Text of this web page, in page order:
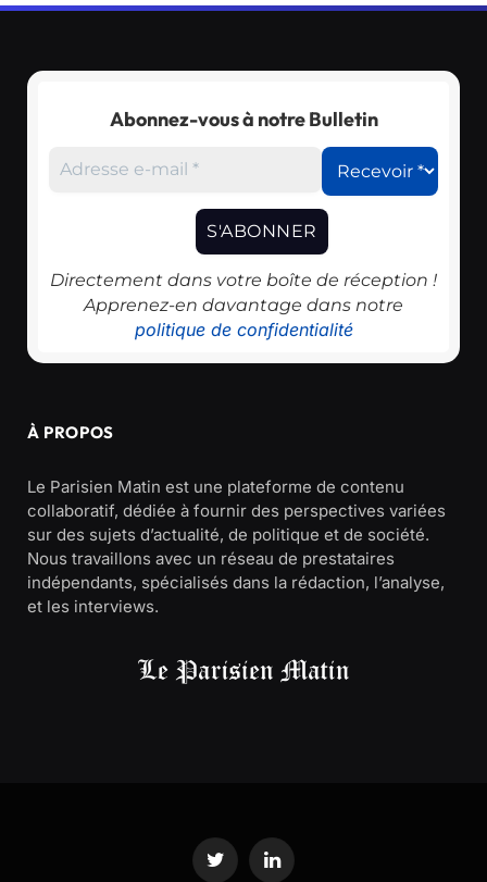
Abonnez-vous à notre Bulletin
Directement dans votre boîte de réception !
Apprenez-en davantage dans notre
politique de confidentialité
À PROPOS
Le Parisien Matin est une plateforme de contenu
collaboratif, dédiée à fournir des perspectives variées
sur des sujets d’actualité, de politique et de société.
Nous travaillons avec un réseau de prestataires
indépendants, spécialisés dans la rédaction, l’analyse,
et les interviews.
Twitter LinkedIn